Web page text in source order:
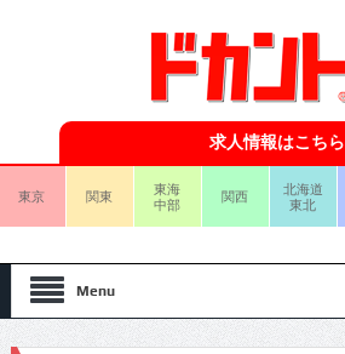
求人情報はこちら
東京 関東
東海
中部
関西
北海道
東北
Menu